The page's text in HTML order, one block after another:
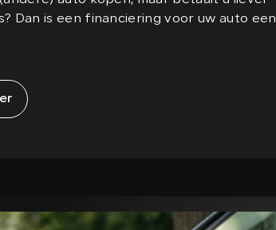
Dan is een financiering voor uw auto een